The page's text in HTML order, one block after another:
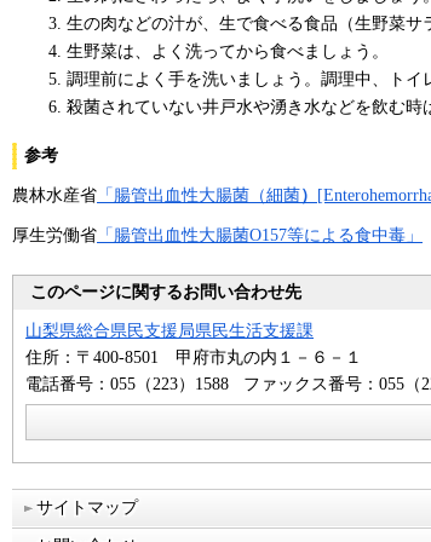
生の肉などの汁が、生で食べる食品（生野菜
生野菜は、よく洗ってから食べましょう。
調理前によく手を洗いましょう。調理中、トイ
殺菌されていない井戸水や湧き水などを飲む時
参考
農林水産省 「腸管出血性大腸菌（細菌）
厚生労働省 「腸管出血性大腸菌O157等による食中毒」
このページに関するお問い合わせ先
山梨県総合県民支援局県民生活支援課
住所：〒400-8501 甲府市丸の内１－６－１
電話番号：055（223）1588 ファックス番号：055（
サイトマップ